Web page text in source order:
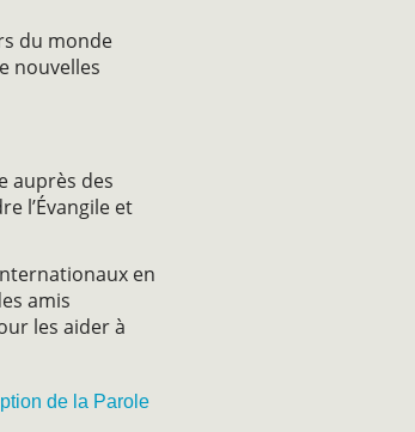
du monde
nouvelles
auprès des
l’Évangile et
en
amis
les aider à
de la Parole